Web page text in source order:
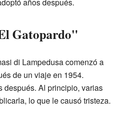
años después.
Gatopardo"
di Lampedusa comenzó a
de un viaje en 1954.
después. Al principio, varias
lo que le causó tristeza.